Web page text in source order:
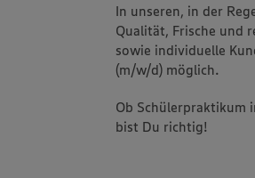
In unseren, in der
Qualität, Frische und
sowie individuelle
(m/w/d) möglich.
Ob Schülerpraktikum
bist Du richtig!